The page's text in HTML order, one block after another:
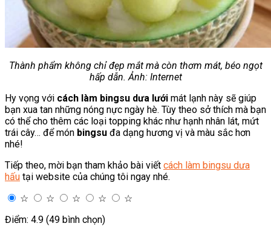
Thành phẩm không chỉ đẹp mắt mà còn thơm mát, béo ngọt
hấp dẫn. Ảnh: Internet
Hy vọng với cách làm bingsu dưa lưới mát lạnh này sẽ giúp
bạn xua tan những nóng nực ngày hè. Tùy theo sở thích mà bạn
có thể cho thêm các loại topping khác như hạnh nhân lát, mứt
trái cây… để món bingsu đa dạng hương vị và màu sắc hơn
nhé!
Tiếp theo, mời bạn tham khảo bài viết cách làm bingsu dưa
hấu tại website của chúng tôi ngay nhé.
☆
☆ ☆ ☆
☆
Điểm: 4.9 (49 bình chọn)